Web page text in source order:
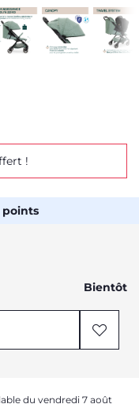
!
points
Bientôt
du vendredi 7 août